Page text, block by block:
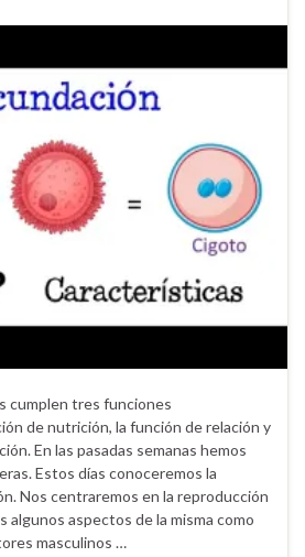
cumplen tres funciones
de nutrición, la función de relación y
En las pasadas semanas hemos
Estos días conoceremos la
Nos centraremos en la reproducción
algunos aspectos de la misma como
masculinos …